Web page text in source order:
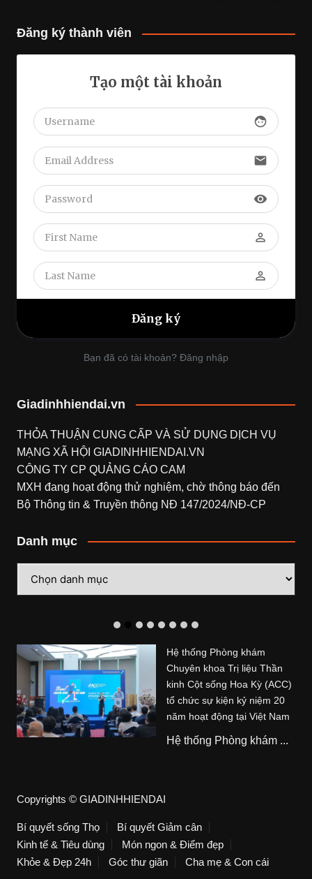
Đăng ký thành viên
Tạo một tài khoản
face
email
visibility
perm_identity
perm_identity
Bạn đã có tài khoản? Đăng nhập
Giadinhhiendai.vn
THỎA THUẬN CUNG CẤP VÀ SỬ DỤNG DỊCH VỤ
MẠNG XÃ HỘI GIADINHHIENDAI.VN
CÔNG TY CP QUẢNG CÁO CAM
MXH đang hoạt động thử nghiệm, chờ thông báo đến
Bộ Thông tin & Truyền thông NĐ 147/2024/NĐ-CP
Danh mục
mục
Hệ thống Phòng khám
Chuyên khoa Trị liệu Thần
kinh Cột sống Hoa Kỳ (ACC)
tổ chức sự kiện kỷ niệm 20
năm hoạt động tại Việt Nam
Hệ thống Phòng khám ...
Copyrights © GIADINHHIENDAI
Bí quyết sống Thọ
Bí quyết Giảm cân
Kinh tế & Tiêu dùng
Món ngon & Điểm đẹp
Khỏe & Đẹp 24h
Góc thư giãn Cha mẹ & Con cái